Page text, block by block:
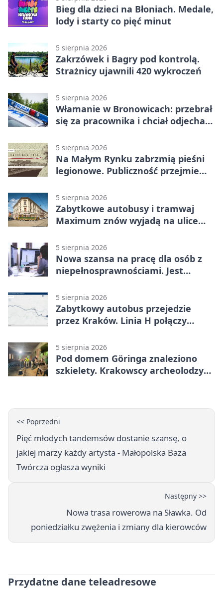
Bieg dla dzieci na Błoniach. Medale,
lody i starty co pięć minut
5 sierpnia 2026
Zakrzówek i Bagry pod kontrolą.
Strażnicy ujawnili 420 wykroczeń
5 sierpnia 2026
Włamanie w Bronowicach: przebrał
się za pracownika i chciał odjechać
5 sierpnia 2026
Na Małym Rynku zabrzmią pieśni
legionowe. Publiczność przejmie
5 sierpnia 2026
Zabytkowe autobusy i tramwaj
Maximum znów wyjadą na ulice
5 sierpnia 2026
Nowa szansa na pracę dla osób z
niepełnosprawnościami. Jest
5 sierpnia 2026
Zabytkowy autobus przejedzie
przez Kraków. Linia H połączy
5 sierpnia 2026
Pod domem Göringa znaleziono
szkielety. Krakowscy archeolodzy
<< Poprzedni
Pięć młodych tandemsów dostanie szansę, o
jakiej marzy każdy artysta - Małopolska Baza
Twórcza ogłasza wyniki
Następny >>
Nowa trasa rowerowa na Sławka. Od
poniedziałku zwężenia i zmiany dla kierowców
Przydatne dane teleadresowe